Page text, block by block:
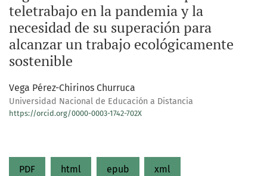
teletrabajo en la pandemia y la
necesidad de su superación para
alcanzar un trabajo ecológicamente
sostenible
Vega Pérez-Chirinos Churruca
Universidad Nacional de Educación a Distancia
https://orcid.org/0000-0003-1742-702X
PDF html epub xml